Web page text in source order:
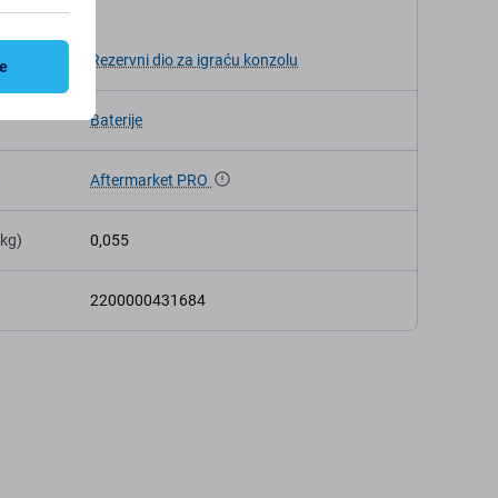
Rezervni dio za igraću konzolu
Baterije
Aftermarket PRO
0,055
2200000431684